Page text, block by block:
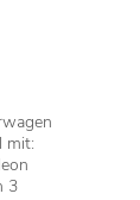
mit:
3